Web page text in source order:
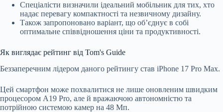
Спеціалісти визначили ідеальний мобільник для тих, хто
надає перевагу компактності та незвичному дизайну.
Також запропоновано варіант, що об’єднує в собі
оптимальне співвідношення ціни та продуктивності.
Як виглядає рейтинг від Tom's Guide
Беззаперечним лідером даного рейтингу став iPhone 17 Pro Max.
Цей смартфон може похвалитися не лише оновленим швидким
процесором A19 Pro, але й вражаючою автономністю та
потрійною системою камер на 48 Мп.